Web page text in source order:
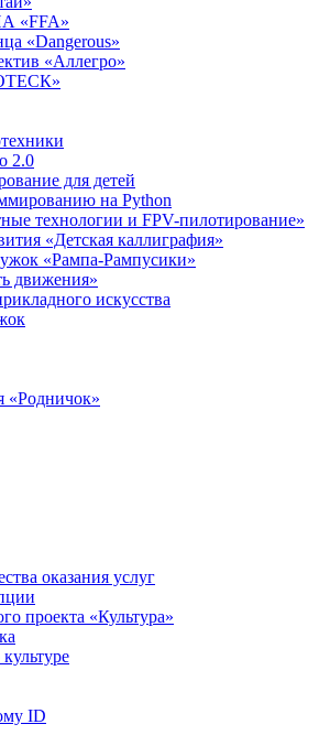
«FFA»
«Dangerous»
«Аллегро»
2.0
для детей
на Python
технологии и FPV-пилотирование»
«Детская каллиграфия»
«Рампа-Рампусики»
движения»
искусства
«Родничок»
оказания услуг
проекта «Культура»
ID